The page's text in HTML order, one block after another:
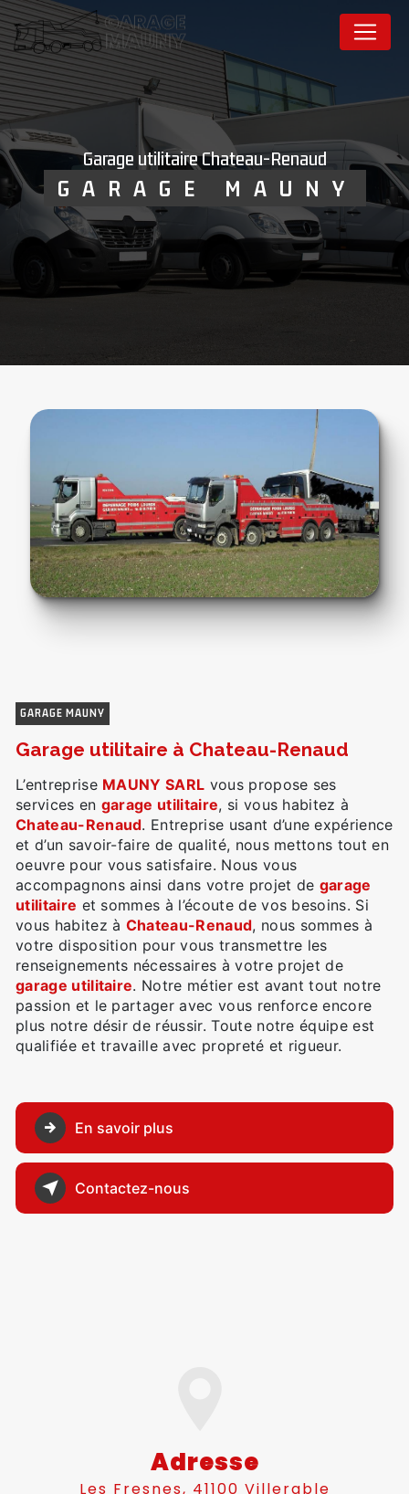
garage utilitaire Chateau-Renaud
GARAGE MAUNY
GARAGE MAUNY
garage utilitaire à Chateau-Renaud
L’entreprise MAUNY SARL vous propose ses
services en garage utilitaire, si vous habitez à
Chateau-Renaud. Entreprise usant d’une expérience
et d’un savoir-faire de qualité, nous mettons tout en
oeuvre pour vous satisfaire. Nous vous
accompagnons ainsi dans votre projet de garage
utilitaire et sommes à l’écoute de vos besoins. Si
vous habitez à Chateau-Renaud, nous sommes à
votre disposition pour vous transmettre les
renseignements nécessaires à votre projet de
garage utilitaire. Notre métier est avant tout notre
passion et le partager avec vous renforce encore
plus notre désir de réussir. Toute notre équipe est
qualifiée et travaille avec propreté et rigueur.
En savoir plus
Contactez-nous
Adresse
Les Fresnes, 41100 Villerable
Panneau de gestion des cookies